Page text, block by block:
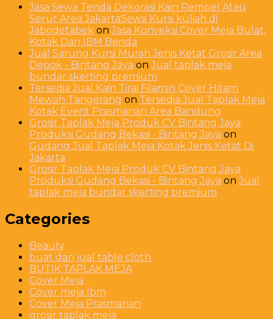
Jasa Sewa Tenda Dekorasi Kain Rempel Atau
Serut Area JakartaSewa Kursi kuliah di
Jabodetabek onJasa Konveksi Cover Meja Bulat,
Kotak Dan IBM Benda
Jual Sarung Kursi Murah Jenis Ketat Grosir Area
Depok - Bintang Jaya onJual taplak meja
bundar skerting premium
Tersedia Jual Kain Tirai Filamin Cover Hitam
Mewah Tangerang on Tersedia Jual Taplak Meja
Kotak Event Prasmanan Area Bandung
Grosir Taplak Meja Produk CV Bintang Jaya
Produksi Gudang Bekasi - Bintang Jaya on
Gudang Jual Taplak Meja Kotak Jenis Ketat Di
Jakarta
Grosir Taplak Meja Produk CV Bintang Jaya
Produksi Gudang Bekasi - Bintang Jaya onJual
taplak meja bundar skerting premium
Categories
Beauty
buat dan jual table cloth
BUTIK TAPLAK MEJA
Cover Meja
Cover meja Ibm
Cover Meja Prasmanan
grosir taplak meja